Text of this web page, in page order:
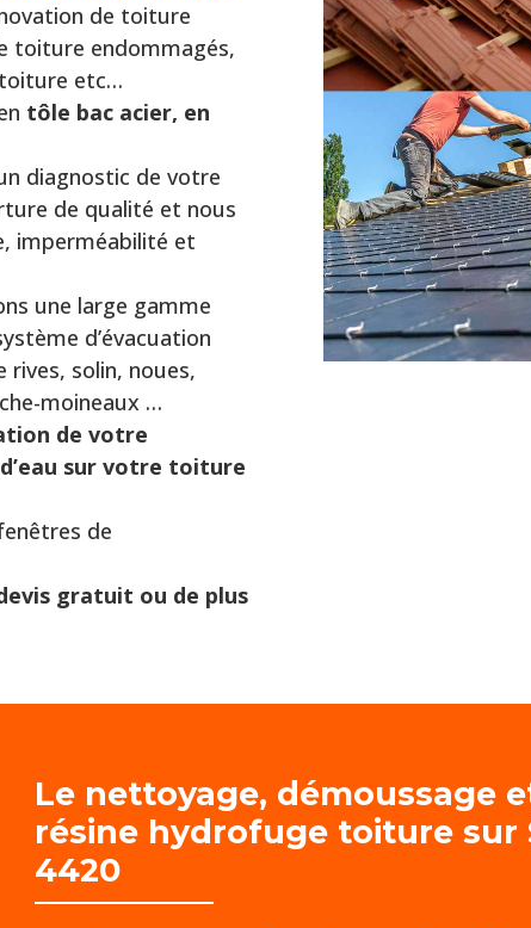
de toiture
toiture endommagés,
etc…
tôle bac acier, en
diagnostic de votre
de qualité et nous
imperméabilité et
une large gamme
d’évacuation
rives, solin, noues,
moineaux …
de votre
sur votre toiture
de
gratuit ou de plus
Le nettoyage, démoussage
résine hydrofuge toiture sur
4420